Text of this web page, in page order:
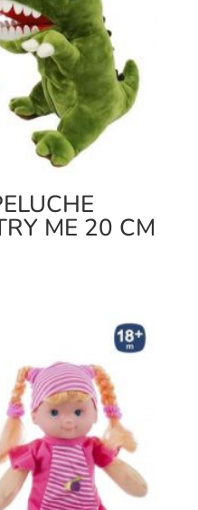
ME 20 CM